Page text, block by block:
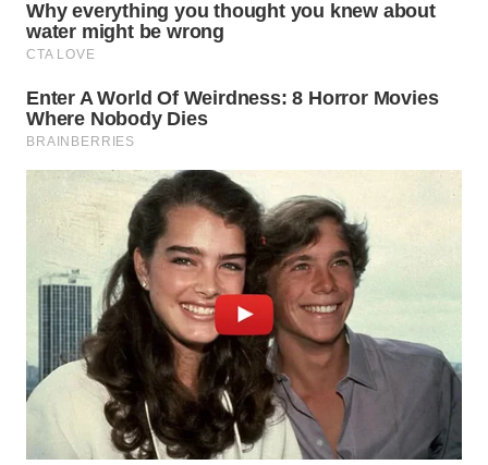
WN
WN
DANAU
TOBA
WN
WN
LANGKAT
TAPANULI
SELATAN